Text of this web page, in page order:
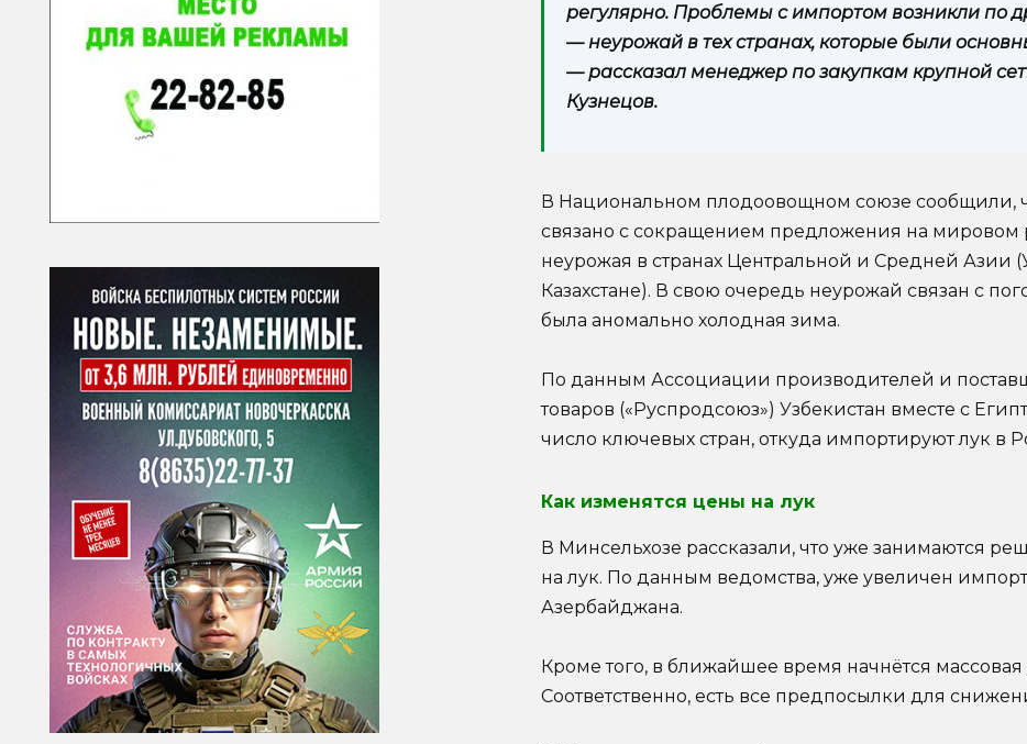
регулярно. Проблемы с импортом возникли по
— неурожай в тех странах, которые были
— рассказал менеджер по закупкам крупной
Кузнецов.
В Национальном плодоовощном союзе сообщили,
связано с сокращением предложения на мировом
неурожая в странах Центральной и Средней Азии
Казахстане). В свою очередь неурожай связан с
была аномально холодная зима.
По данным Ассоциации производителей и
товаров («Руспродсоюз») Узбекистан вместе с
число ключевых стран, откуда импортируют лук в
Как изменятся цены на лук
В Минсельхозе рассказали, что уже занимаются
на лук. По данным ведомства, уже увеличен импорт
Азербайджана.
Кроме того, в ближайшее время начнётся массовая
Соответственно, есть все предпосылки для